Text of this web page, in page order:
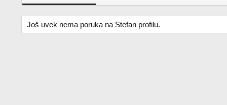
Još uvek nema poruka na Stefan profilu.